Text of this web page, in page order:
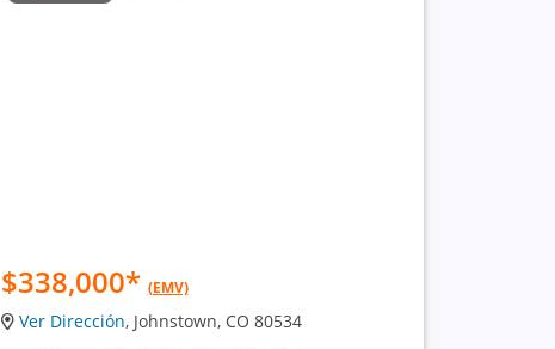
$338,000* (EMV)
Ver Dirección, Johnstown, CO 80534